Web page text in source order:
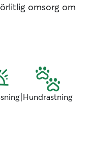
omsorg om
|Hundrastning